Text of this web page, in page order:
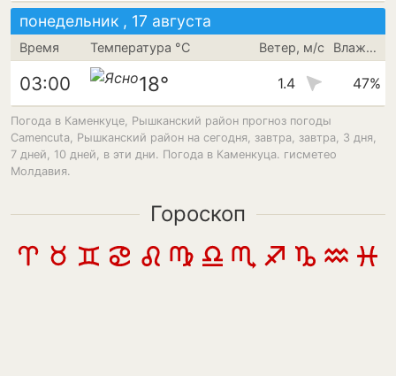
понедельник , 17 августа
Время Температура °C Ветер, м/с Влажность
03:00 18° 1.4 47%
Погода в Каменкуце, Рышканский район прогноз погоды
Camencuta, Рышканский район на сегодня, завтра, завтра, 3 дня,
7 дней, 10 дней, в эти дни. Погода в Каменкуца. гисметео
Молдавия.
Гороскоп